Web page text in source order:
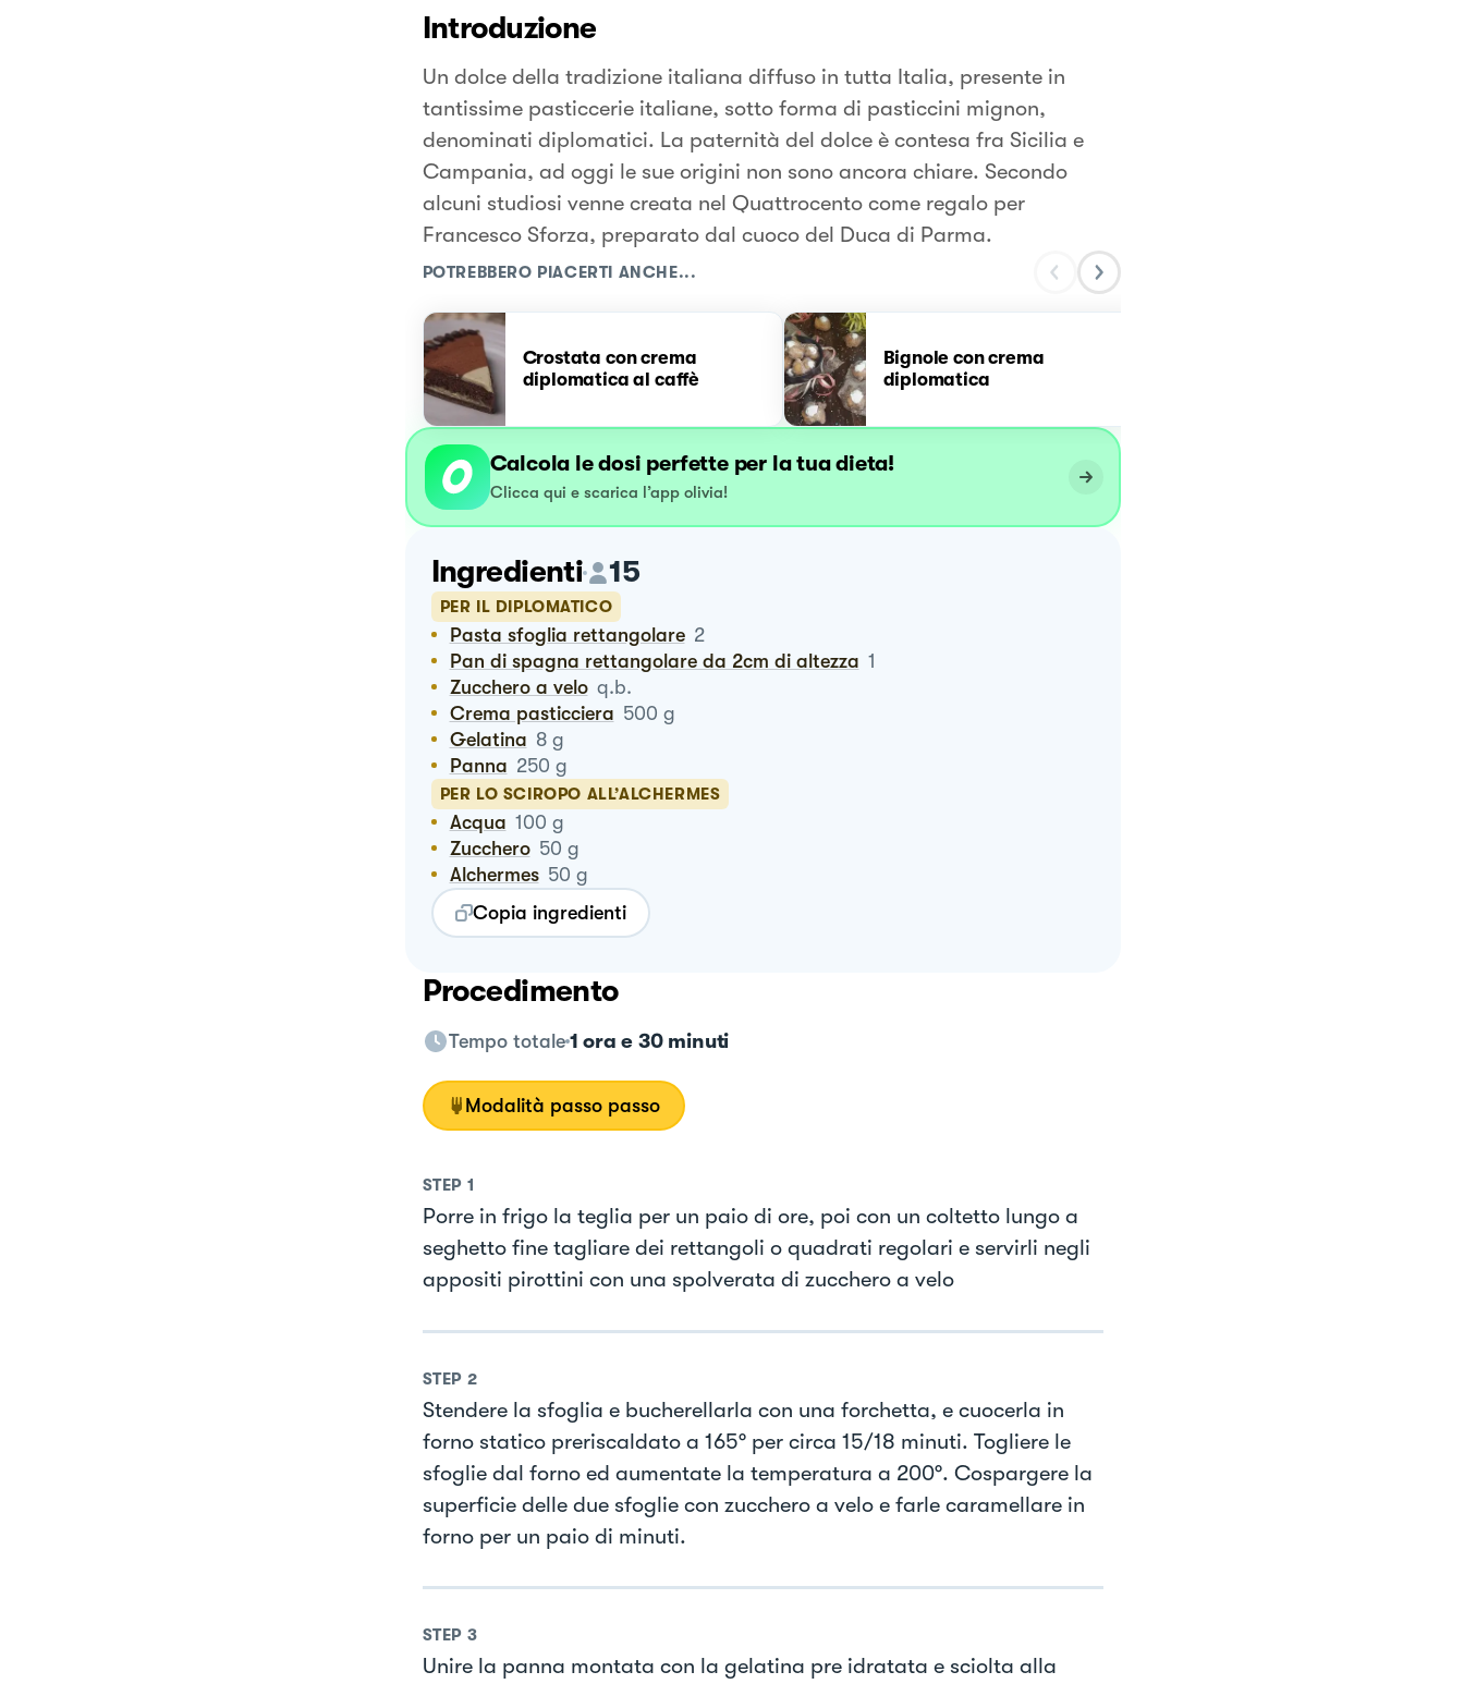
Introduzione
Un dolce della tradizione italiana diffuso in tutta Italia, presente in
tantissime pasticcerie italiane, sotto forma di pasticcini mignon,
denominati diplomatici. La paternità del dolce è contesa fra Sicilia e
Campania, ad oggi le sue origini non sono ancora chiare. Secondo
alcuni studiosi venne creata nel Quattrocento come regalo per
Francesco Sforza, preparato dal cuoco del Duca di Parma.
POTREBBERO PIACERTI ANCHE...
Crostata con crema
diplomatica al caffè
Bignole con crema
diplomatica
Calcola le dosi perfette per la tua dieta!
Clicca qui e scarica l’app olivia!
Ingredienti 15
PER IL DIPLOMATICO
Pasta sfoglia rettangolare 2
Pan di spagna rettangolare da 2cm di altezza 1
Zucchero a velo q.b.
Crema pasticciera 500 g
Gelatina 8 g
Panna 250 g
PER LO SCIROPO ALL’ALCHERMES
Acqua 100 g
Zucchero 50 g
Alchermes 50 g
Copia ingredienti
Procedimento
Tempo totale 1 ora e 30 minuti
Modalità passo passo
STEP 1
Porre in frigo la teglia per un paio di ore, poi con un coltetto lungo a
seghetto fine tagliare dei rettangoli o quadrati regolari e servirli negli
appositi pirottini con una spolverata di zucchero a velo
STEP 2
Stendere la sfoglia e bucherellarla con una forchetta, e cuocerla in
forno statico preriscaldato a 165° per circa 15/18 minuti. Togliere le
sfoglie dal forno ed aumentate la temperatura a 200°. Cospargere la
superficie delle due sfoglie con zucchero a velo e farle caramellare in
forno per un paio di minuti.
STEP 3
Unire la panna montata con la gelatina pre idratata e sciolta alla